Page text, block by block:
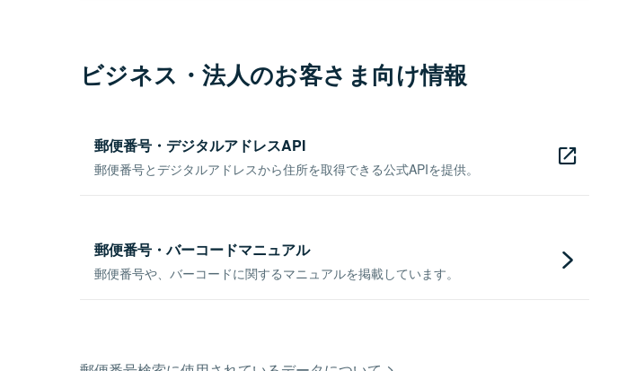
ビジネス・法人のお客さま向け情報
郵便番号・デジタルアドレスAPI
郵便番号とデジタルアドレスから住所を取得できる公式APIを提供。
郵便番号・バーコードマニュアル
郵便番号や、バーコードに関するマニュアルを掲載しています。